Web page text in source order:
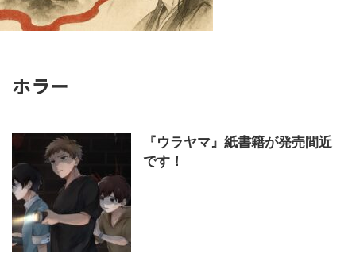
ホラー
『ウラヤマ』紙書籍が発売間近
です！